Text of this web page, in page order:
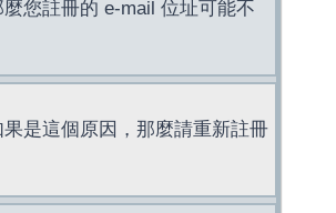
您註冊的 e-mail 位址可能不
是這個原因，那麼請重新註冊